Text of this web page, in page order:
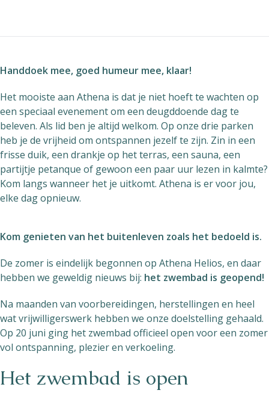
Handdoek mee, goed humeur mee, klaar!
Het mooiste aan Athena is dat je niet hoeft te wachten op
een speciaal evenement om een deugddoende dag te
beleven. Als lid ben je altijd welkom. Op onze drie parken
heb je de vrijheid om ontspannen jezelf te zijn. Zin in een
frisse duik, een drankje op het terras, een sauna, een
partijtje petanque of gewoon een paar uur lezen in kalmte?
Kom langs wanneer het je uitkomt. Athena is er voor jou,
elke dag opnieuw.
Kom genieten van het buitenleven zoals het bedoeld is.
De zomer is eindelijk begonnen op Athena Helios, en daar
hebben we geweldig nieuws bij: het zwembad is geopend!
Na maanden van voorbereidingen, herstellingen en heel
wat vrijwilligerswerk hebben we onze doelstelling gehaald.
Op 20 juni ging het zwembad officieel open voor een zomer
vol ontspanning, plezier en verkoeling.
Het zwembad is open